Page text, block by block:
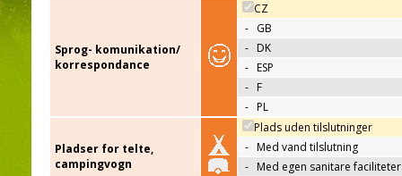
Sprog- komunikation/
korrespondance
CZ
- GB
- DK
- ESP
- F
- PL
Pladser for telte,
campingvogn
Plads uden tilslutninger
- Med vand tilslutning
- Med egen sanitare faciliteter